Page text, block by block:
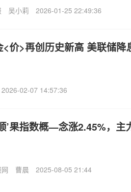
吴小莉 2026-01-25 22:49:36
<价>再创历史新高 美联储降
2026-02-07 14:57:36
’果指数概—念涨2.45%，主
曹晨 2025-08-05 21:44